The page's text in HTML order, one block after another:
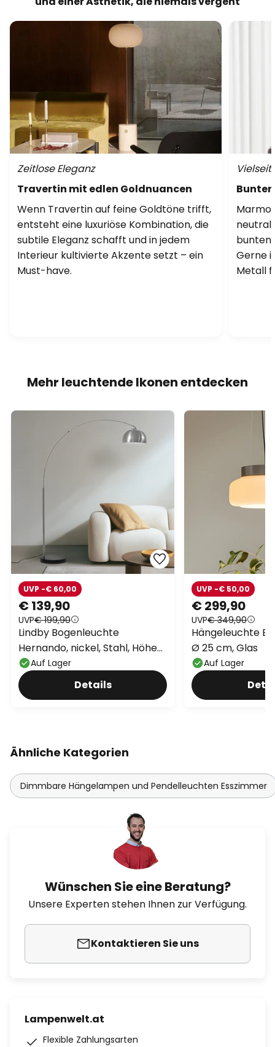
Zeitlose Eleganz
Travertin mit edlen Goldnuancen
Wenn Travertin auf feine Goldtöne trifft,
entsteht eine luxuriöse Kombination, die
subtile Eleganz schafft und in jedem
Interieur kultivierte Akzente setzt – ein
Must-have.
bunten
Gerne
Metall
Mehr leuchtende Ikonen entdecken
€ 139,90
UVP€ 199,90
UVP -€ 60,00
Lindby Bogenleuchte
Hernando, nickel, Stahl, Höhe
188 cm
Auf Lager
Details
€ 299,90
UVP€ 349,90
UVP -€ 50,00
Hängeleuchte
Ø 25 cm, Glas
Auf Lager
Ähnliche Kategorien
Dimmbare Hängelampen und Pendelleuchten Esszimmer
Wünschen Sie eine Beratung?
Unsere Experten stehen Ihnen zur Verfügung.
Kontaktieren Sie uns
Lampenwelt.at
Flexible Zahlungsarten